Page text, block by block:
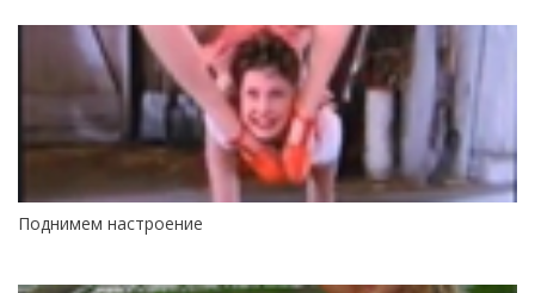
Поднимем настроение